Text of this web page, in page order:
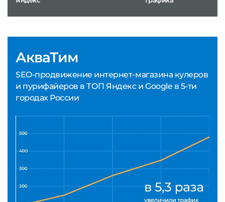
АкваТим
SEO-продвижение интернет-магазина кулеров
и пурифайеров в ТОП Яндекс и Google в 5-ти
городах России